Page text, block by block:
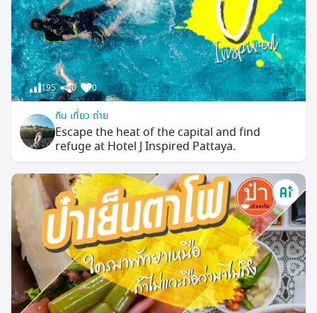
195 0 0
กิน เที่ยว ถ่าย
Escape the heat of the capital and find
refuge at Hotel J Inspired Pattaya.